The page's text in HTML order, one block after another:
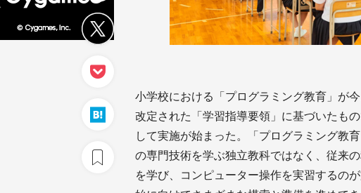
小学校における「プログラミング教育」が
改定された「学習指導要領」に基づいたも
して実施が始まった。「プログラミング教
の専門技術を学ぶ独立教科ではなく、従来
を学び、コンピューター操作を実習するの